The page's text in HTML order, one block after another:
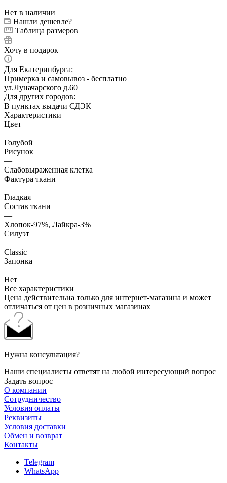
Нет в наличии
Нашли дешевле?
Таблица размеров
Хочу в подарок
Для Екатеринбурга:
Примерка и самовывоз - бесплатно
ул.Луначарского д.60
Для других городов:
В пунктах выдачи СДЭК
Характеристики
Цвет
—
Голубой
Рисунок
—
Слабовыраженная клетка
Фактура ткани
—
Гладкая
Состав ткани
—
Хлопок-97%, Лайкра-3%
Силуэт
—
Classic
Запонка
—
Нет
Все характеристики
Цена действительна только для интернет-магазина и может
отличаться от цен в розничных магазинах
Нужна консультация?
Наши специалисты ответят на любой интересующий вопрос
Задать вопрос
О компании
Сотрудничество
Условия оплаты
Реквизиты
Условия доставки
Обмен и возврат
Контакты
Telegram
WhatsApp